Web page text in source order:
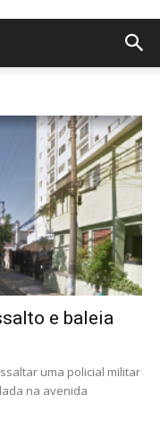
e baleia
uma policial militar
na avenida